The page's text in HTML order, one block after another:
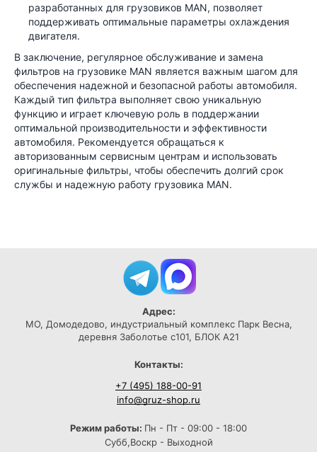
разработанных для грузовиков MAN, позволяет
поддерживать оптимальные параметры охлаждения
двигателя.
В заключение, регулярное обслуживание и замена
фильтров на грузовике MAN является важным шагом для
обеспечения надежной и безопасной работы автомобиля.
Каждый тип фильтра выполняет свою уникальную
функцию и играет ключевую роль в поддержании
оптимальной производительности и эффективности
автомобиля. Рекомендуется обращаться к
авторизованным сервисным центрам и использовать
оригинальные фильтры, чтобы обеспечить долгий срок
службы и надежную работу грузовика MAN.
Адрес:
МО, Домодедово, индустриальный комплекс Парк Весна,
деревня Заболотье с101, БЛОК А21
Контакты:
+7 (495) 188-00-91
info@gruz-shop.ru
Режим работы: Пн - Пт - 09:00 - 18:00
Субб,Воскр - Выходной